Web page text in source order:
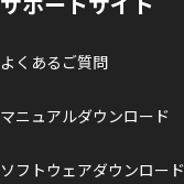
よくあるご質問
マニュアルダウンロード
ソフトウェアダウンロード